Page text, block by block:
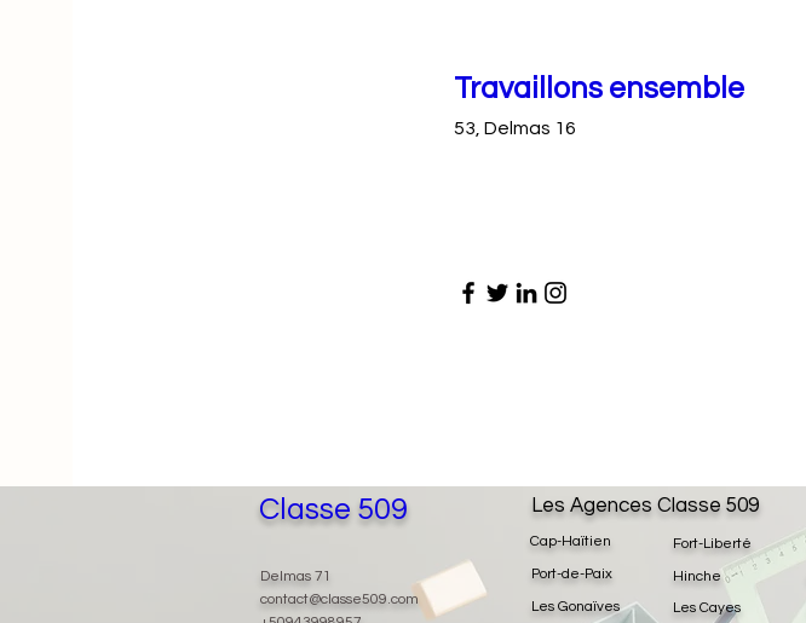
Travaillons ensemble
53, Delmas 16
Classe 509
Delmas 71
contact@classe509.com
Fort-Liberté
Hinche
Les Cayes
Les Agences Classe 509
Cap-Haïtien
Port-de-Paix
Les Gonaïves